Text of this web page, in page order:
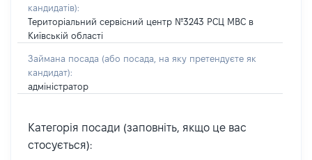
кандидатів):
Територіальний сервісний центр №3243 РСЦ МВС в
Київській області
Займана посада (або посада, на яку претендуєте як
кандидат):
адміністратор
Категорія посади (заповніть, якщо це вас
стосується):